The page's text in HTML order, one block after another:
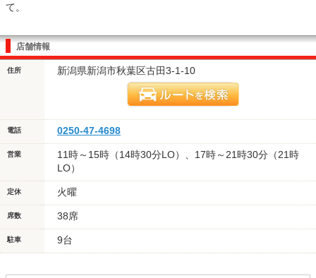
て。
店舗情報
住所 新潟県新潟市秋葉区古田3-1-10
電話 0250-47-4698
営業
11時～15時（14時30分LO）、17時～21時30分（21時
LO）
定休 火曜
席数 38席
駐車 9台